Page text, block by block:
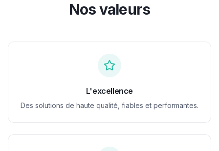
Nos valeurs
L'excellence
Des solutions de haute qualité, fiables et performantes.